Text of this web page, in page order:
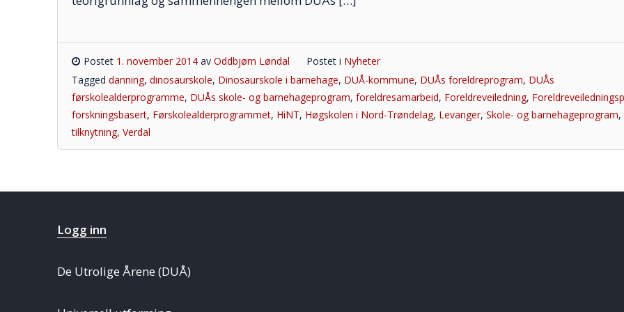
Postet 1. november 2014 av Oddbjørn Løndal Postet i Nyheter
Tagged danning, dinosaurskole, Dinosaurskole i barnehage, DUÅ-kommune, DUÅs foreldreprogram, DUÅs
førskolealderprogramme, DUÅs skole- og barnehageprogram, foreldresamarbeid, Foreldreveiledning,
forskningsbasert, Førskolealderprogrammet, HiNT, Høgskolen i Nord-Trøndelag, Levanger, Skole- og barnehageprogram,
tilknytning, Verdal
Logg inn
De Utrolige Årene (DUÅ)